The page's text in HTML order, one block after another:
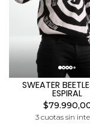
SWEATER
ESPIRAL
3 cuotas sin